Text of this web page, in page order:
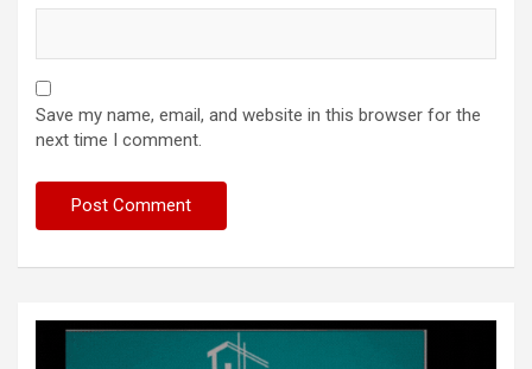
Save my name, email, and website in this browser for the
next time I comment.